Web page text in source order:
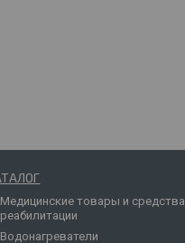
Медицинские товары и средства
реабилитации
Водонагреватели